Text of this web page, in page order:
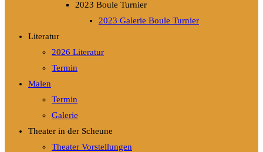
2023 Boule Turnier
2023 Galerie Boule Turnier
Literatur
2026 Literatur
Termin
Malen
Termin
Galerie
Theater in der Scheune
Theater Vorstellungen